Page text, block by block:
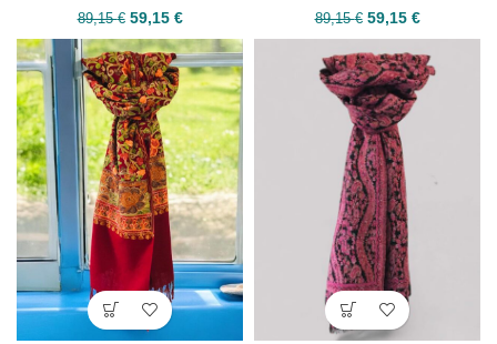
89,15€ 59,15 € 89,15€ 59,15 €